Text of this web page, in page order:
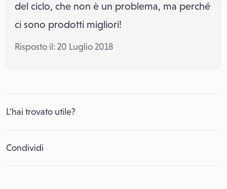
del ciclo, che non è un problema, ma perché
ci sono prodotti migliori!
Risposto il: 20 Luglio 2018
L’hai trovato utile?
Condividi